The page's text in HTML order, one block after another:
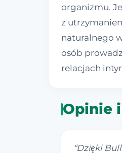
organizmu.
z
naturalnego
osób
relacjach
Opinie
“Dzięki